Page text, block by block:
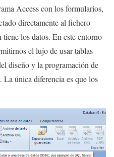
Access con los formularios,
directamente al fichero
los datos. En este entorno
el lujo de usar tablas
diseño y la programación de
única diferencia es que los